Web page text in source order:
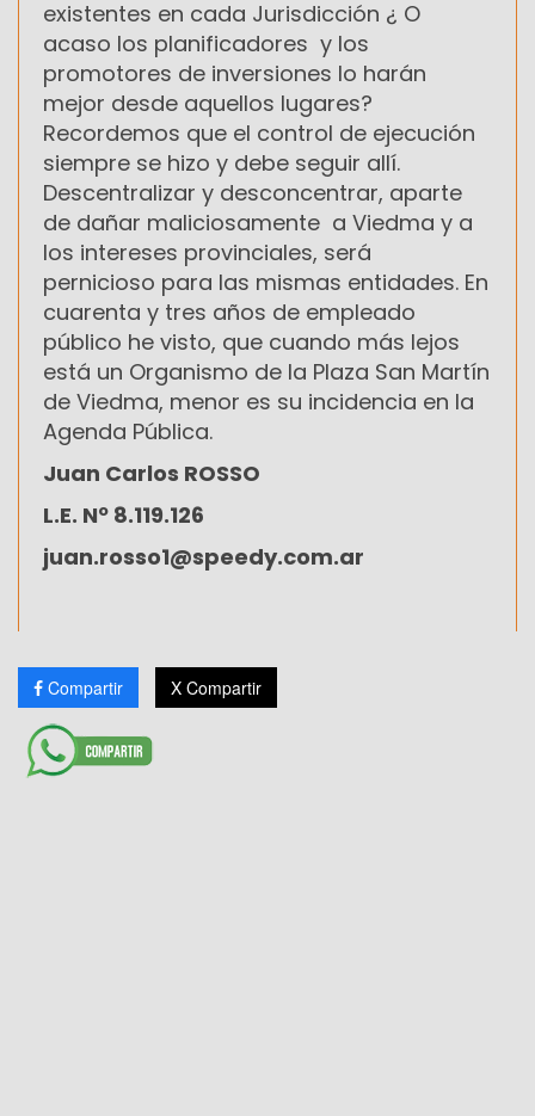
existentes en cada Jurisdicción ¿ O
acaso los planificadores y los
promotores de inversiones lo harán
mejor desde aquellos lugares?
Recordemos que el control de ejecución
siempre se hizo y debe seguir allí.
Descentralizar y desconcentrar, aparte
de dañar maliciosamente a Viedma y a
los intereses provinciales, será
pernicioso para las mismas entidades. En
cuarenta y tres años de empleado
público he visto, que cuando más lejos
está un Organismo de la Plaza San Martín
de Viedma, menor es su incidencia en la
Agenda Pública.
Juan Carlos ROSSO
L.E. Nº 8.119.126
juan.rosso1@speedy.com.ar
Compartir X Compartir